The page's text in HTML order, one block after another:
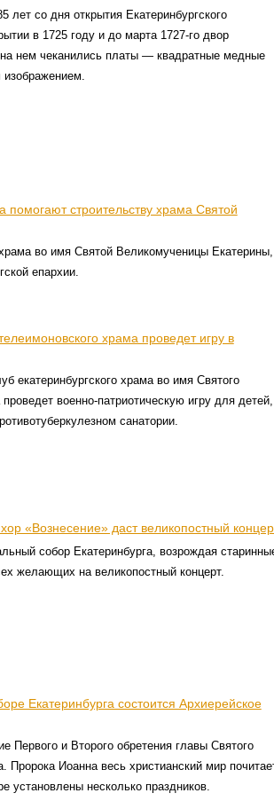
лет со дня открытия Екатеринбургского
в 1725 году и до марта 1727-го двор
нем чеканились платы — квадратные медные
строительству храма Святой
во имя Святой Великомученицы Екатерины,
епархии.
храма проведет игру в
екатеринбургского храма во имя Святого
военно-патриотическую игру для детей,
санатории.
«Вознесение» даст великопостный
собор Екатеринбурга, возрождая
желающих на великопостный концерт.
Екатеринбурга состоится Архиерейское
Первого и Второго обретения главы Святого
Пророка Иоанна весь христианский мир
установлены несколько праздников.